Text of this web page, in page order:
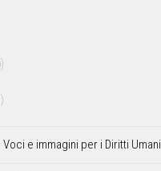
Voci e immagini per i Diritti Umani